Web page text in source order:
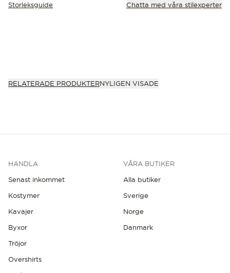
Storleksguide Chatta med våra stilexperter
RELATERADE PRODUKTERNYLIGEN VISADE
HANDLA
Senast inkommet
Kostymer
Kavajer
Byxor
Tröjor
Overshirts
VÅRA BUTIKER
Alla butiker
Sverige
Norge
Danmark